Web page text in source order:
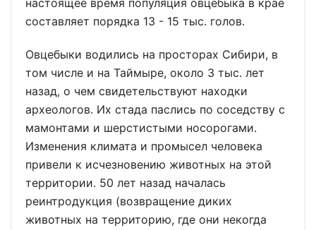
настоящее время популяция овцебыка в крае
составляет порядка 13 - 15 тыс. голов.
Овцебыки водились на просторах Сибири, в
том числе и на Таймыре, около 3 тыс. лет
назад, о чем свидетельствуют находки
археологов. Их стада паслись по соседству с
мамонтами и шерстистыми носорогами.
Изменения климата и промысел человека
привели к исчезновению животных на этой
территории. 50 лет назад началась
реинтродукция (возвращение диких
животных на территорию, где они некогда